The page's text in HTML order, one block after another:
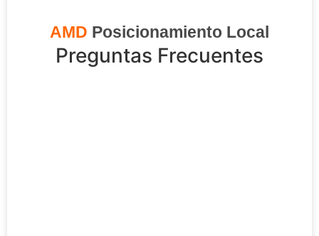
AMD Posicionamiento Local
Preguntas Frecuentes